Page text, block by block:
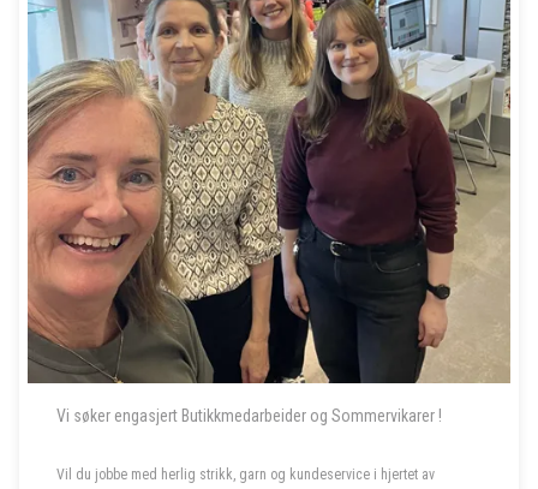
Vi søker engasjert Butikkmedarbeider og Sommervikarer !
Vil du jobbe med herlig strikk, garn og kundeservice i hjertet av